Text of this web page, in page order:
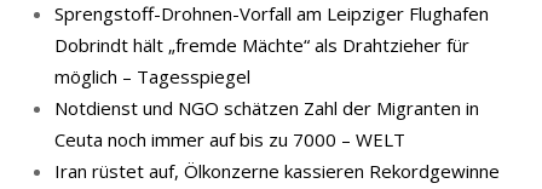
Sprengstoff-Drohnen-Vorfall am Leipziger Flughafen
Dobrindt hält „fremde Mächte“ als Drahtzieher für
möglich – Tagesspiegel
Notdienst und NGO schätzen Zahl der Migranten in
Ceuta noch immer auf bis zu 7000 – WELT
Iran rüstet auf, Ölkonzerne kassieren Rekordgewinne